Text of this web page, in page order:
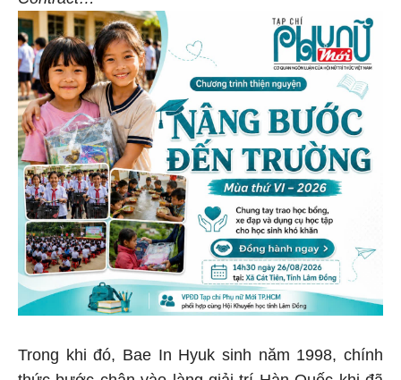
Trong khi đó, Bae In Hyuk sinh năm 1998, chính